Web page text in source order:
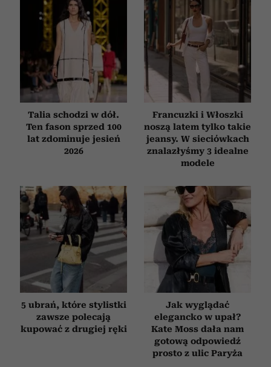
Talia schodzi w dół.
Ten fason sprzed 100
lat zdominuje jesień
2026
Francuzki i Włoszki
noszą latem tylko takie
jeansy. W sieciówkach
znalazłyśmy 3 idealne
modele
5 ubrań, które stylistki
zawsze polecają
kupować z drugiej ręki
Jak wyglądać
elegancko w upał?
Kate Moss dała nam
gotową odpowiedź
prosto z ulic Paryża